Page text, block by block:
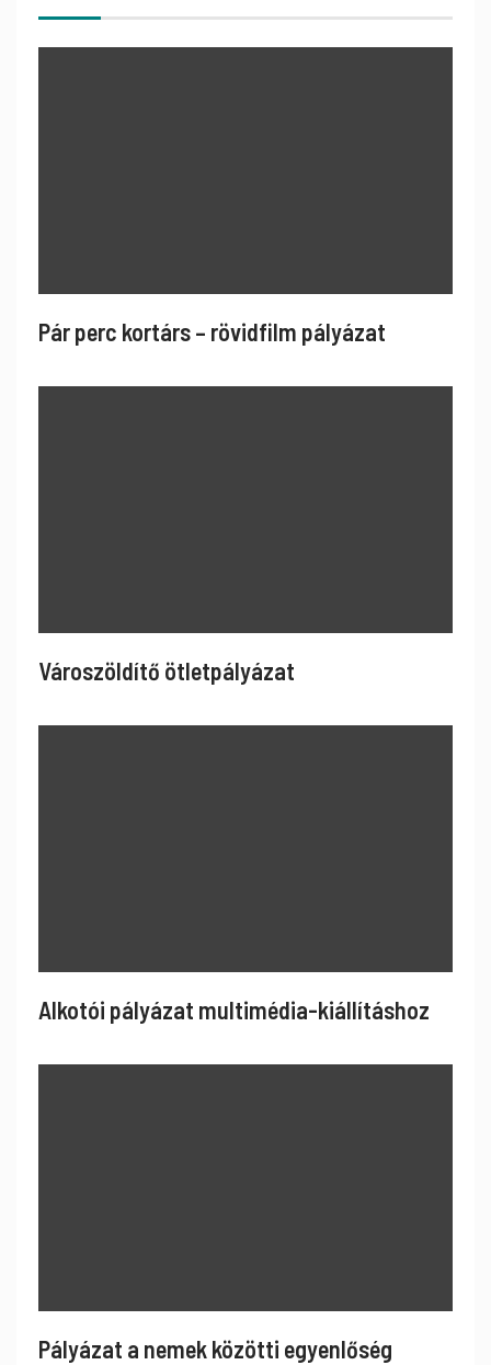
Pár perc kortárs – rövidfilm pályázat
Városzöldítő ötletpályázat
Alkotói pályázat multimédia-kiállításhoz
Pályázat a nemek közötti egyenlőség